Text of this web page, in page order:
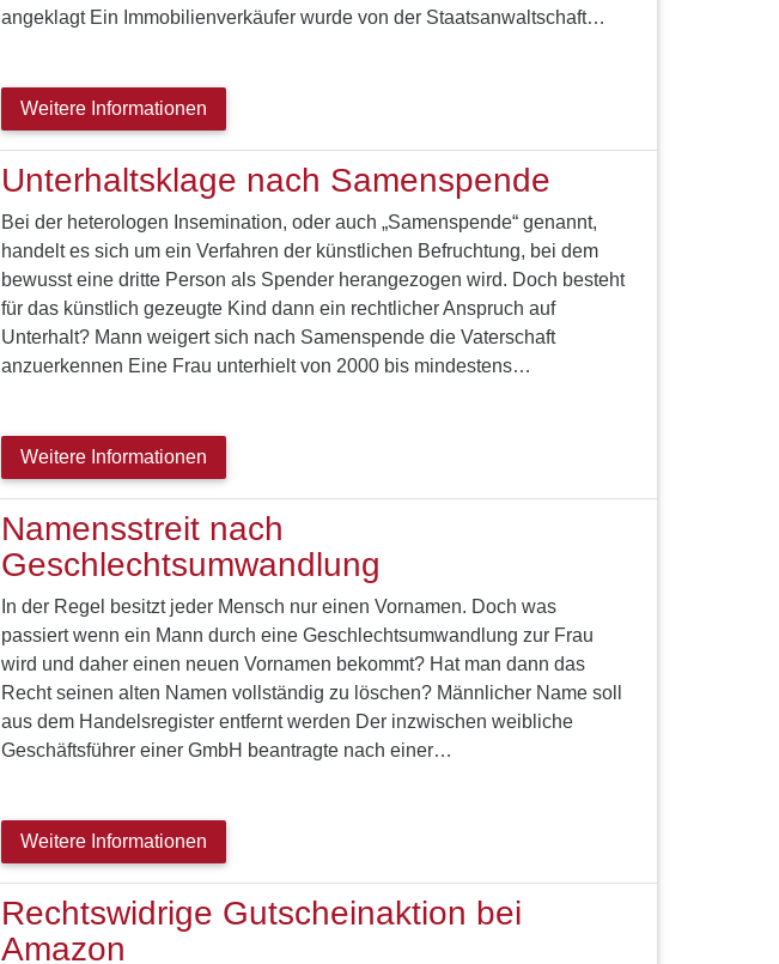
angeklagt Ein Immobilienverkäufer wurde von der Staatsanwaltschaft…
Weitere Informationen
Unterhaltsklage nach Samenspende
Bei der heterologen Insemination, oder auch „Samenspende“ genannt,
handelt es sich um ein Verfahren der künstlichen Befruchtung, bei dem
bewusst eine dritte Person als Spender herangezogen wird. Doch besteht
für das künstlich gezeugte Kind dann ein rechtlicher Anspruch auf
Unterhalt? Mann weigert sich nach Samenspende die Vaterschaft
anzuerkennen Eine Frau unterhielt von 2000 bis mindestens…
Weitere Informationen
Namensstreit nach
Geschlechtsumwandlung
In der Regel besitzt jeder Mensch nur einen Vornamen. Doch was
passiert wenn ein Mann durch eine Geschlechtsumwandlung zur Frau
wird und daher einen neuen Vornamen bekommt? Hat man dann das
Recht seinen alten Namen vollständig zu löschen? Männlicher Name soll
aus dem Handelsregister entfernt werden Der inzwischen weibliche
Geschäftsführer einer GmbH beantragte nach einer…
Weitere Informationen
Rechtswidrige Gutscheinaktion bei
Amazon